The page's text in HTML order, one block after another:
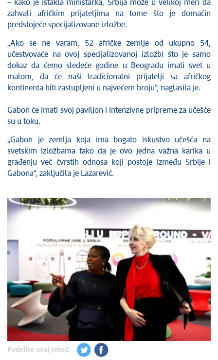
– kako je istakla ministarka, Srbija može u velikoj meri da
zahvali afričkim prijateljima na tome što je domaćin
predstojeće specijalizovane izložbe.
„Ako se ne varam, 52 afričke zemlje od ukupno 54,
učestvovaće na ovoj specijalizovanoj izložbi što je samo
dokaz da ćemo sledeće godine u Beogradu imati svet u
malom, da će naši tradicionalni prijatelji sa afričkog
kontinenta biti zastupljeni u najvećem broju“, naglasila je.
Gabon će imati svoj paviljon i intenzivne pripreme za učešće
su u toku.
„Gabon je zemlja koja ima bogato iskustvo učešća na
svetskim izložbama tako da je ovo jedna važna karika u
građenju već čvrstih odnosa koji postoje između Srbije i
Gabona“, zaključila je Lazarević.
Podelite ovaj tekst: